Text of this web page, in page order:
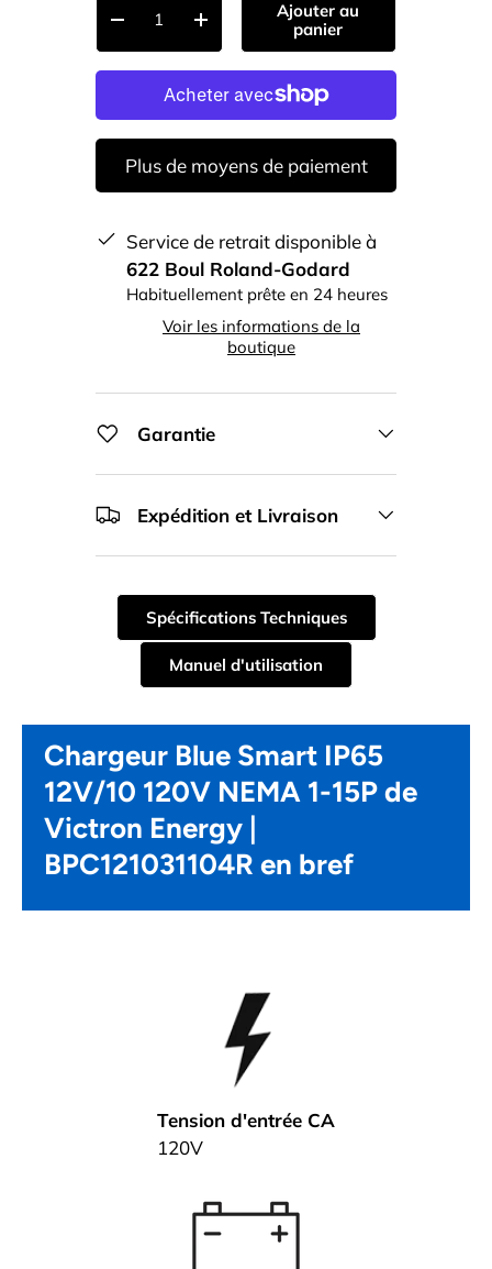
-
+
Ajouter au
panier
Plus de moyens de paiement
Service de retrait disponible à
622 Boul Roland-Godard
Habituellement prête en 24 heures
Voir les informations de la
boutique
Garantie
Expédition et Livraison
Spécifications Techniques
Manuel d'utilisation
Chargeur Blue Smart IP65
12V/10 120V NEMA 1-15P de
Victron Energy |
BPC121031104R en bref
Tension d'entrée CA
120V